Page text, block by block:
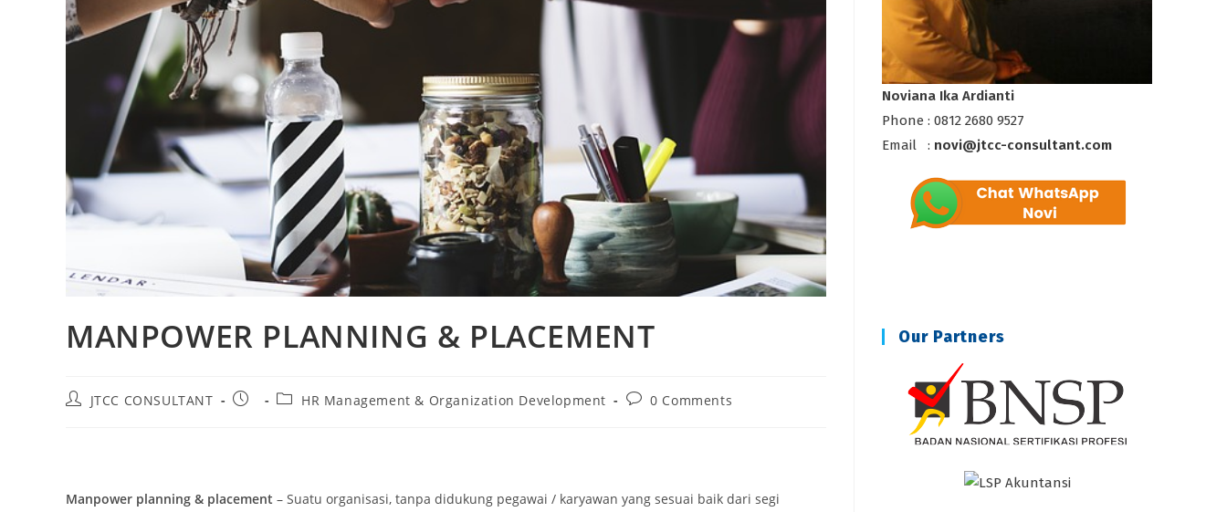
MANPOWER PLANNING & PLACEMENT
PostJTCC CONSULTANT
Post
PostHR Management & Organization Development
Post0 Comments
Manpower planning & placement – Suatu organisasi, tanpa didukung pegawai / karyawan yang sesuai baik dari segi
Noviana Ika Ardianti
Phone : 0812 2680 9527
Email : novi@jtcc-consultant.com
Our Partners